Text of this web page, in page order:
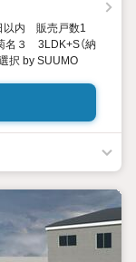
以内 販売戸数1
３ 3LDK+S（納
択 by SUUMO